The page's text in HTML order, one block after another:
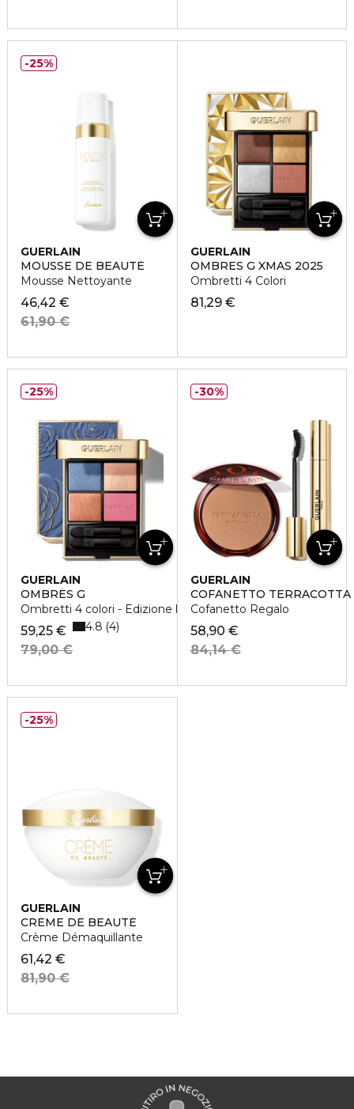
GUERLAIN
MOUSSE DE BEAUTÉ
Mousse Nettoyante
46,42 €
61,90 €
25%
GUERLAIN
OMBRES G XMAS 2025
Ombretti 4 Colori
81,29 €
GUERLAIN
OMBRÉS G
Ombretti 4 colori - Edizione limitata
59,25 €
79,00 €
4.8 4
25%
GUERLAIN
COFANETTO TERRACOTTA
Cofanetto Regalo
58,90 €
84,14 €
30%
GUERLAIN
CRÈME DE BEAUTÉ
Crème Démaquillante
61,42 €
81,90 €
25%